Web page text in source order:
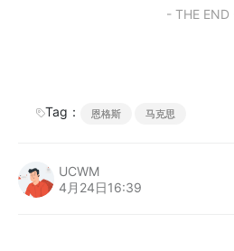
- THE END
Tag： 恩格斯 马克思
UCWM
4月24日16:39